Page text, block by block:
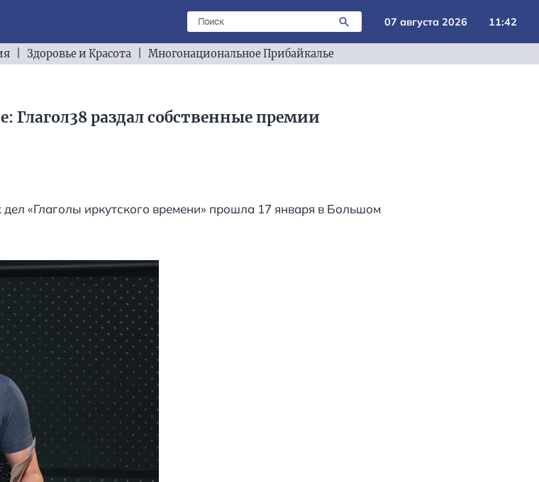
07 августа 2026 11:42
Здоровье и Красота Многонациональное Прибайкалье
Глагол38 раздал собственные премии
«Глаголы иркутского времени» прошла 17 января в Большом